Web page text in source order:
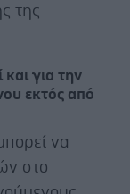
της
για την
εκτός από
να
στο